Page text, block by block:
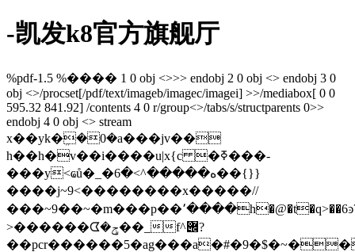
-凯发k8官方旗舰厅
%pdf-1.5 %���� 1 0 obj <>>> endobj 2 0 obj <> endobj 3 0
obj <>/procset[/pdf/text/imageb/imagec/imagei] >>/mediabox[ 0 0
595.32 841.92] /contents 4 0 r/group<>/tabs/s/structparents 0>>
endobj 4 0 obj <> stream
x��yk�ܸ�0�a���jv��
h��h�v��i����u|x{c �ߧ���-
���y<ҩů�_�ه�����^>�6��{}}
����j~9<��������x�����//
>������ᗧ�ݯ��_f^݌?